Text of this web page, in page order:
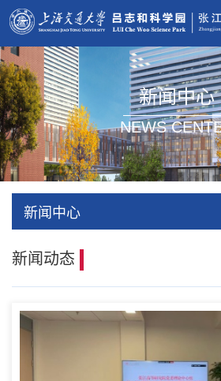
新闻中心
NEWS
新闻中心
新闻动态